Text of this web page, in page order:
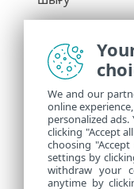
We and our
online
personalized
clicking "Accept
choosing
settings by
withdraw your
anytime by